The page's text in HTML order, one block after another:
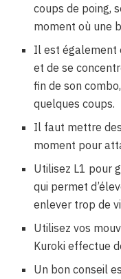
coups de poing,
moment où une
Il est également
et de se
fin de son
quelques coups.
Il faut mettre
moment pour
Utilisez L1 pour
qui permet
enlever trop de
Utilisez vos
Kuroki effectue
Un bon conseil